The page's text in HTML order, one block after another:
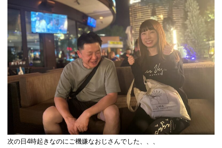
次の日4時起きなのにご機嫌なおじさんでした、、、